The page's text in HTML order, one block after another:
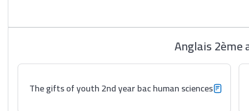
Anglais 2ème
The gifts of youth 2nd year bac human sciences